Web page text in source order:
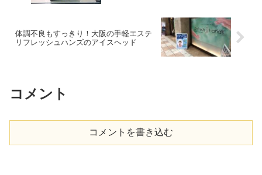
体調不良もすっきり！大阪の手軽エステ
リフレッシュハンズのアイスヘッド
コメント
コメントを書き込む